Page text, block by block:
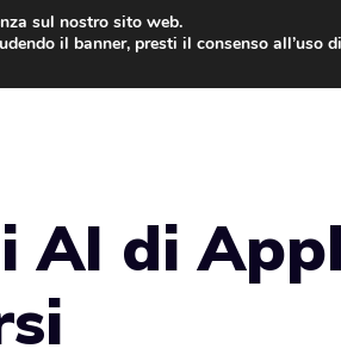
AI di
sul nostro sito web.
il banner, presti il consenso